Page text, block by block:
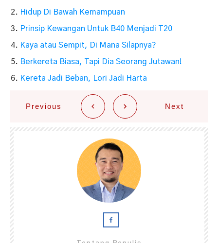
Hidup Di Bawah Kemampuan
Prinsip Kewangan Untuk B40 Menjadi T20
Kaya atau Sempit, Di Mana Silapnya?
Berkereta Biasa, Tapi Dia Seorang Jutawan!
Kereta Jadi Beban, Lori Jadi Harta
Previous Next